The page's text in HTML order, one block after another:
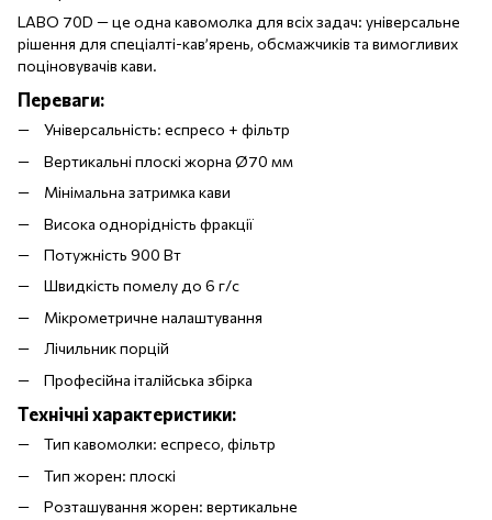
LABO 70D — це одна кавомолка для всіх задач: універсальне
рішення для спеціалті-кав’ярень, обсмажчиків та вимогливих
поціновувачів кави.
Переваги:
Універсальність: еспресо + фільтр
Вертикальні плоскі жорна Ø70 мм
Мінімальна затримка кави
Висока однорідність фракції
Потужність 900 Вт
Швидкість помелу до 6 г/с
Мікрометричне налаштування
Лічильник порцій
Професійна італійська збірка
Технічні характеристики:
Тип кавомолки: еспресо, фільтр
Тип жорен: плоскі
Розташування жорен: вертикальне